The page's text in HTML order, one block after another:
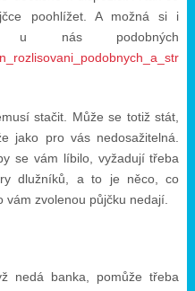
poohlížet. A možná si i
u nás podobných
stačit. Může se totiž stát,
jako pro vás nedosažitelná.
se vám líbilo, vyžadují třeba
dlužníků, a to je něco, co
vám zvolenou půjčku nedají.
nedá banka, pomůže třeba